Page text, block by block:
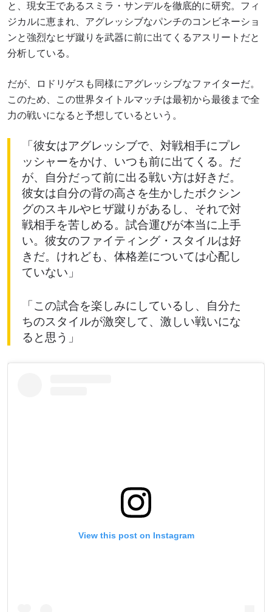
と、現女王であるスミラ・サンデルを徹底的に研究。フィ
ジカルに恵まれ、アグレッシブなパンチのコンビネーショ
ンと強烈なヒザ蹴りを武器に前に出てくるアスリートだと
分析している。
だが、ロドリゲスも同様にアグレッシブなファイターだ。
このため、この世界タイトルマッチは最初から最後まで全
力の戦いになると予想しているという。
「彼女はアグレッシブで、対戦相手にプレ
ッシャーをかけ、いつも前に出てくる。だ
が、自分だって前に出る戦い方は好きだ。
彼女は自分の背の高さを生かしたボクシン
グのスキルやヒザ蹴りがあるし、それで対
戦相手を苦しめる。試合運びが本当に上手
い。彼女のファイティング・スタイルは好
きだ。けれども、体格差については心配し
ていない」
「この試合を楽しみにしているし、自分た
ちのスタイルが激突して、激しい戦いにな
ると思う」
View this post on Instagram